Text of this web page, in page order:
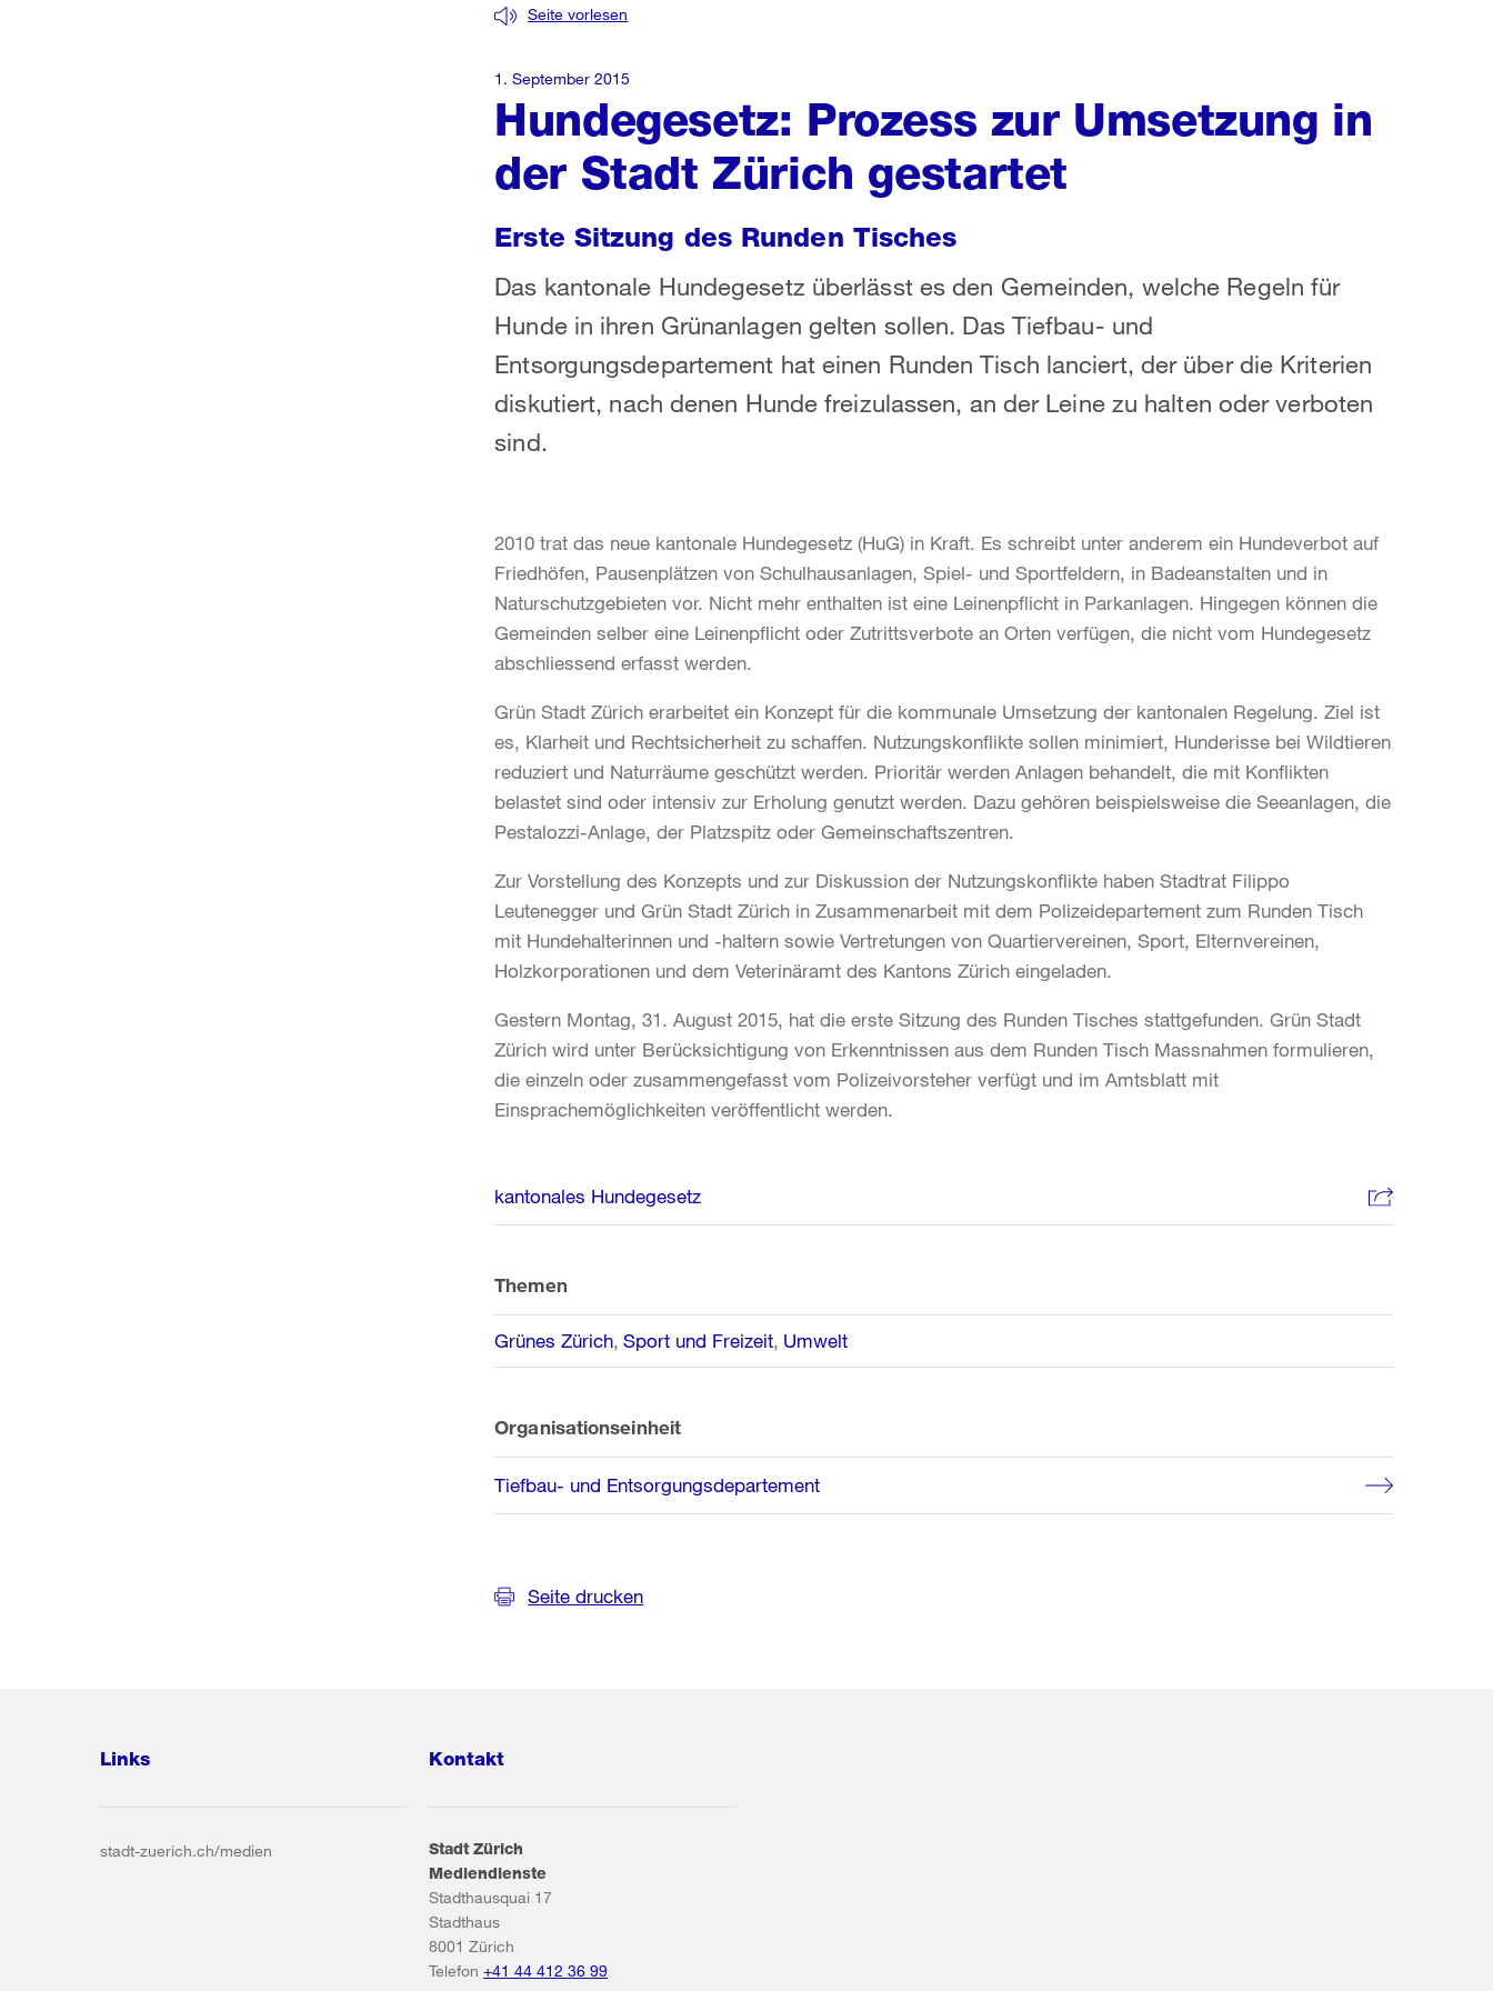
Hundegesetz: Prozess zur Umsetzung in
der Stadt Zürich gestartet
Seite vorlesen
Erste Sitzung des Runden Tisches
Das kantonale Hundegesetz überlässt es den Gemeinden, welche Regeln für
Hunde in ihren Grünanlagen gelten sollen. Das Tiefbau- und
Entsorgungsdepartement hat einen Runden Tisch lanciert, der über die Kriterien
diskutiert, nach denen Hunde freizulassen, an der Leine zu halten oder verboten
sind.
1. September 2015
2010 trat das neue kantonale Hundegesetz (HuG) in Kraft. Es schreibt unter anderem ein Hundeverbot auf
Friedhöfen, Pausenplätzen von Schulhausanlagen, Spiel- und Sportfeldern, in Badeanstalten und in
Naturschutzgebieten vor. Nicht mehr enthalten ist eine Leinenpflicht in Parkanlagen. Hingegen können die
Gemeinden selber eine Leinenpflicht oder Zutrittsverbote an Orten verfügen, die nicht vom Hundegesetz
abschliessend erfasst werden.
Grün Stadt Zürich erarbeitet ein Konzept für die kommunale Umsetzung der kantonalen Regelung. Ziel ist
es, Klarheit und Rechtsicherheit zu schaffen. Nutzungskonflikte sollen minimiert, Hunderisse bei Wildtieren
reduziert und Naturräume geschützt werden. Prioritär werden Anlagen behandelt, die mit Konflikten
belastet sind oder intensiv zur Erholung genutzt werden. Dazu gehören beispielsweise die Seeanlagen, die
Pestalozzi-Anlage, der Platzspitz oder Gemeinschaftszentren.
Zur Vorstellung des Konzepts und zur Diskussion der Nutzungskonflikte haben Stadtrat Filippo
Leutenegger und Grün Stadt Zürich in Zusammenarbeit mit dem Polizeidepartement zum Runden Tisch
mit Hundehalterinnen und -haltern sowie Vertretungen von Quartiervereinen, Sport, Elternvereinen,
Holzkorporationen und dem Veterinäramt des Kantons Zürich eingeladen.
Gestern Montag, 31. August 2015, hat die erste Sitzung des Runden Tisches stattgefunden. Grün Stadt
Zürich wird unter Berücksichtigung von Erkenntnissen aus dem Runden Tisch Massnahmen formulieren,
die einzeln oder zusammengefasst vom Polizeivorsteher verfügt und im Amtsblatt mit
Einsprachemöglichkeiten veröffentlicht werden.
Weitere
Informationen
kantonales Hundegesetz
Themen
Grünes Zürich Sport und Freizeit Umwelt
Organisationseinheit
Tiefbau- und Entsorgungsdepartement
Seite drucken
Links
stadt-zuerich.ch/medien
Kontakt
Stadt Zürich
Mediendienste
Stadthausquai 17
Stadthaus
8001 Zürich
Telefon +41 44 412 36 99